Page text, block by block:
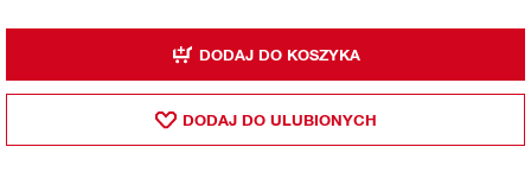
DODAJ DO KOSZYKA
DODAJ DO ULUBIONYCH